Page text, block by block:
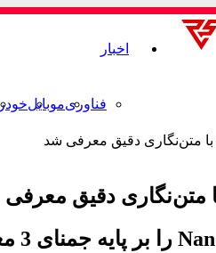
اخبار
فناوریموبایل